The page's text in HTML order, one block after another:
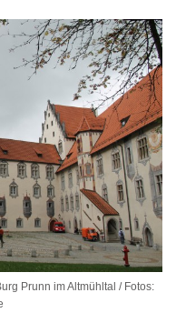
Prunn im Altmühltal / Fotos: